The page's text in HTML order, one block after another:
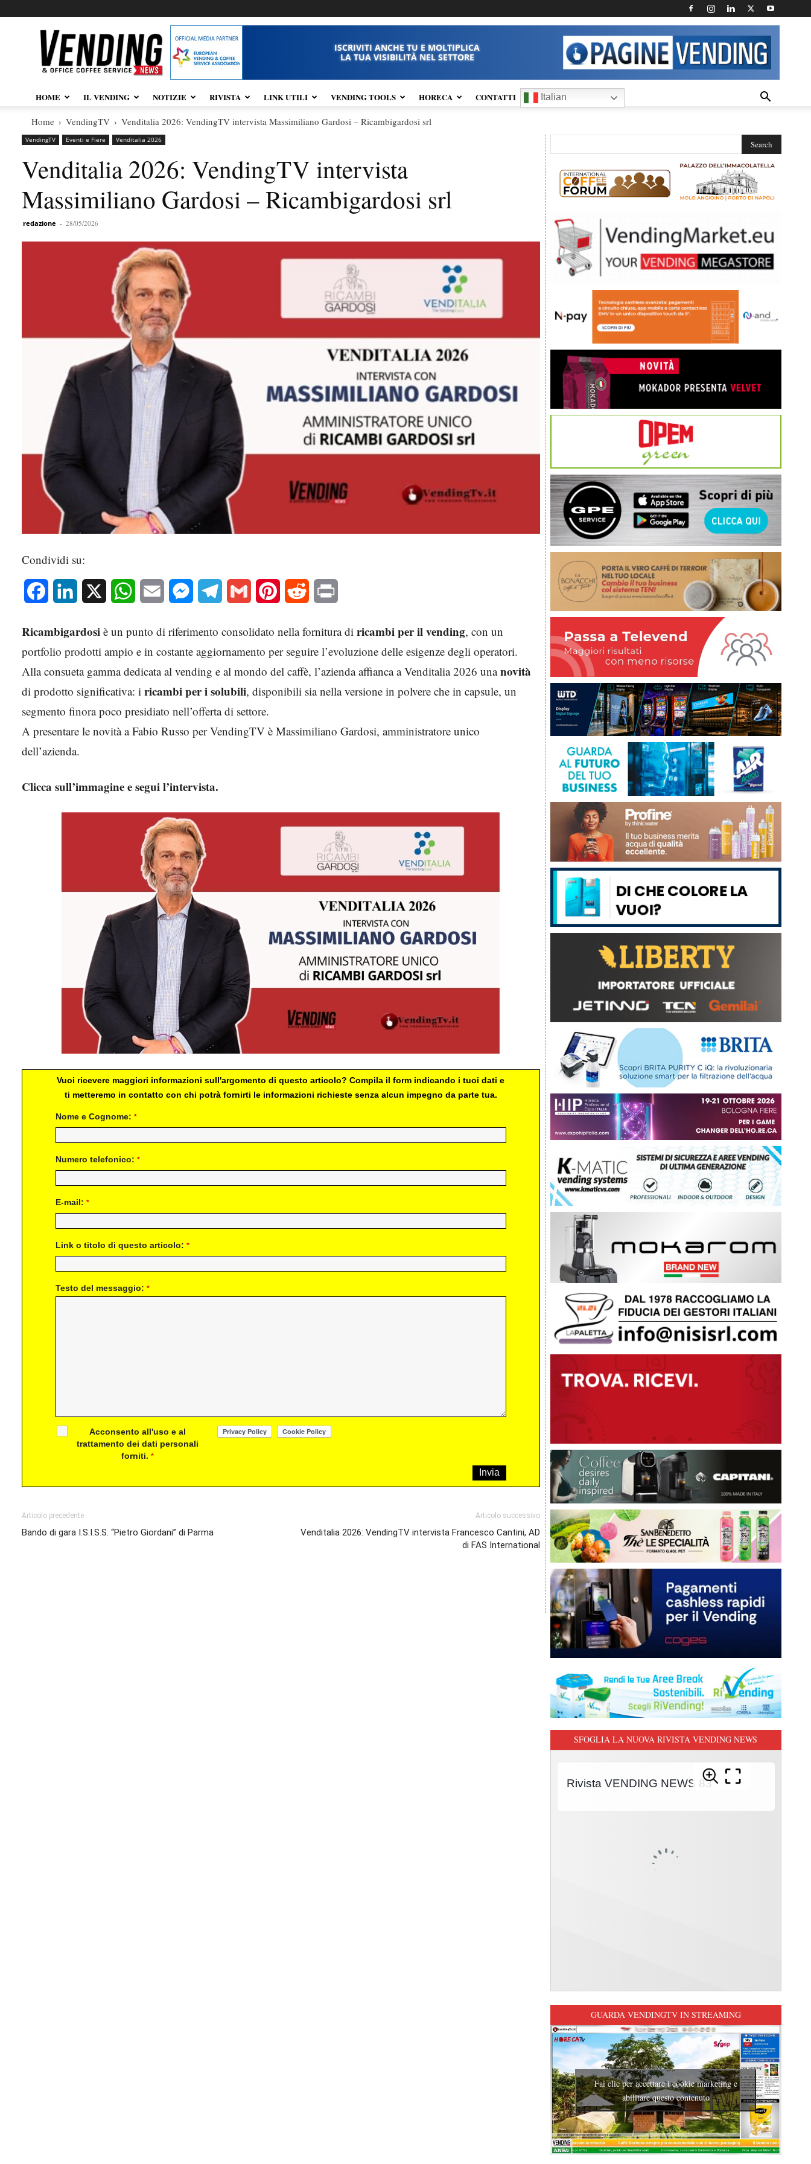
Vendingnews.it
ISCRIVITI ANCHE TU E MOLTIPLICA
LA TUA VISIBILITÀ NEL SETTORE
HOME IL VENDING NOTIZIE RIVISTA LINK UTILI VENDING TOOLS HORECA CONTATTI Italian
Home VendingTV Venditalia 2026: VendingTV intervista Massimiliano Gardosi – Ricambigardosi srl
VendingTV Eventi e Fiere Venditalia 2026
Venditalia 2026: VendingTV intervista
Massimiliano Gardosi – Ricambigardosi srl
redazione - 28/05/2026
Condividi su:
Facebook LinkedIn WhatsAppEmail MessengerTelegram Gmail Pinterest Reddit
Ricambigardosi è un punto di riferimento consolidato nella fornitura di ricambi per il vending, con un
portfolio prodotti ampio e in costante aggiornamento per seguire l’evoluzione delle esigenze degli operatori.
Alla consueta gamma dedicata al vending e al mondo del caffè, l’azienda affianca a Venditalia 2026 unanovità
di prodotto significativa: i ricambi per i solubili, disponibili sia nella versione in polvere che in capsule, un
segmento finora poco presidiato nell’offerta di settore.
A presentare le novità a Fabio Russo per VendingTV è Massimiliano Gardosi, amministratore unico
dell’azienda.
Clicca sull’immagine e segui l’intervista.
Vuoi ricevere maggiori informazioni sull'argomento di questo articolo? Compila il form indicando i tuoi dati e
ti metteremo in contatto con chi potrà fornirti le informazioni richieste senza alcun impegno da parte tua.
Nome e Cognome: *
Numero telefonico: *
E-mail: *
Link o titolo di questo articolo: *
Testo del messaggio: *
Acconsento all'uso e al
trattamento dei dati personali
forniti.*
Articolo precedente
Bando di gara I.S.I.S.S. “Pietro Giordani” di Parma
Articolo successivo
Venditalia 2026: VendingTV intervista Francesco Cantini, AD
di FAS International
SFOGLIA LA NUOVA RIVISTA VENDING NEWS
GUARDA VENDINGTV IN STREAMING
Fai clic per accettare i cookie marketing e
abilitare questo contenuto